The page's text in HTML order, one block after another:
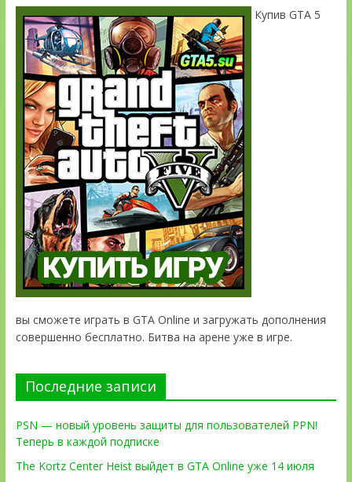
Купив GTA 5
вы сможете играть в GTA Online и загружать дополнения
совершенно бесплатно. Битва на арене уже в игре.
Последние записи
PSN — новый уровень защиты для пользователей PPN!
Теперь в каждой подписке
The Kortz Center Heist выйдет в GTA Online уже 14 июля